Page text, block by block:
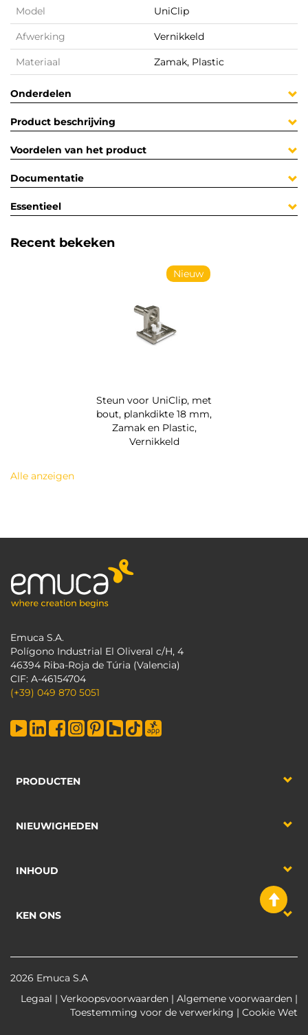
Model UniClip
Afwerking Vernikkeld
Materiaal Zamak, Plastic
Onderdelen
Product beschrijving
Voordelen van het product
Documentatie
Essentieel
Recent bekeken
Nieuw
Steun voor UniClip, met
bout, plankdikte 18 mm,
Zamak en Plastic,
Vernikkeld
Alle anzeigen
Emuca S.A.
Polígono Industrial El Oliveral c/H, 4
46394 Riba-Roja de Túria (Valencia)
CIF: A-46154704
(+39) 049 870 5051
PRODUCTEN
NIEUWIGHEDEN
INHOUD
KEN ONS
2026 Emuca S.A
Legaal | Verkoopsvoorwaarden | Algemene voorwaarden |
Toestemming voor de verwerking | Cookie Wet